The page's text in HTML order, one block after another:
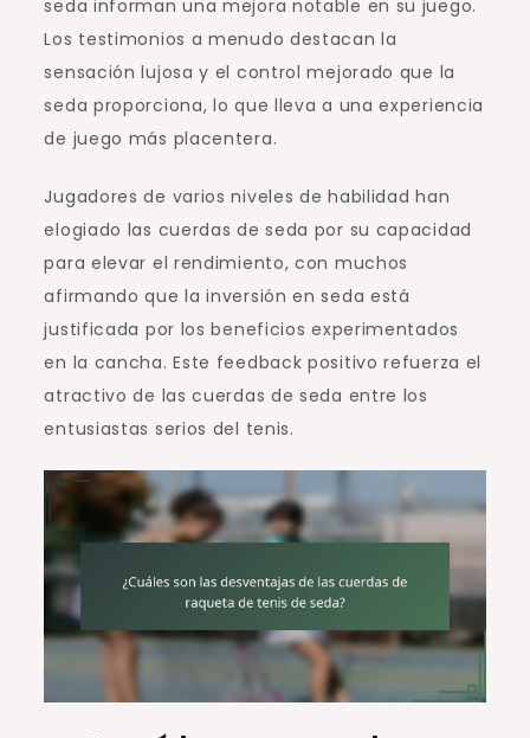
seda informan una mejora notable en su juego.
Los testimonios a menudo destacan la
sensación lujosa y el control mejorado que la
seda proporciona, lo que lleva a una experiencia
de juego más placentera.
Jugadores de varios niveles de habilidad han
elogiado las cuerdas de seda por su capacidad
para elevar el rendimiento, con muchos
afirmando que la inversión en seda está
justificada por los beneficios experimentados
en la cancha. Este feedback positivo refuerza el
atractivo de las cuerdas de seda entre los
entusiastas serios del tenis.